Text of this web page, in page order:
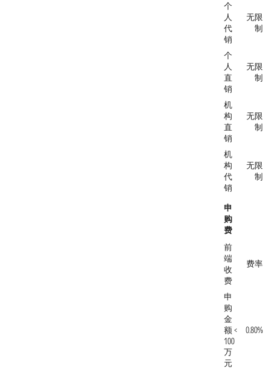
个
人
代
销
无限
制
个
人
直
销
无限
制
机
构
直
销
无限
制
机
构
代
销
无限
制
申
购
费
前
端
收
费
费率
申
购
金
额 <
100
万
元
0.80%